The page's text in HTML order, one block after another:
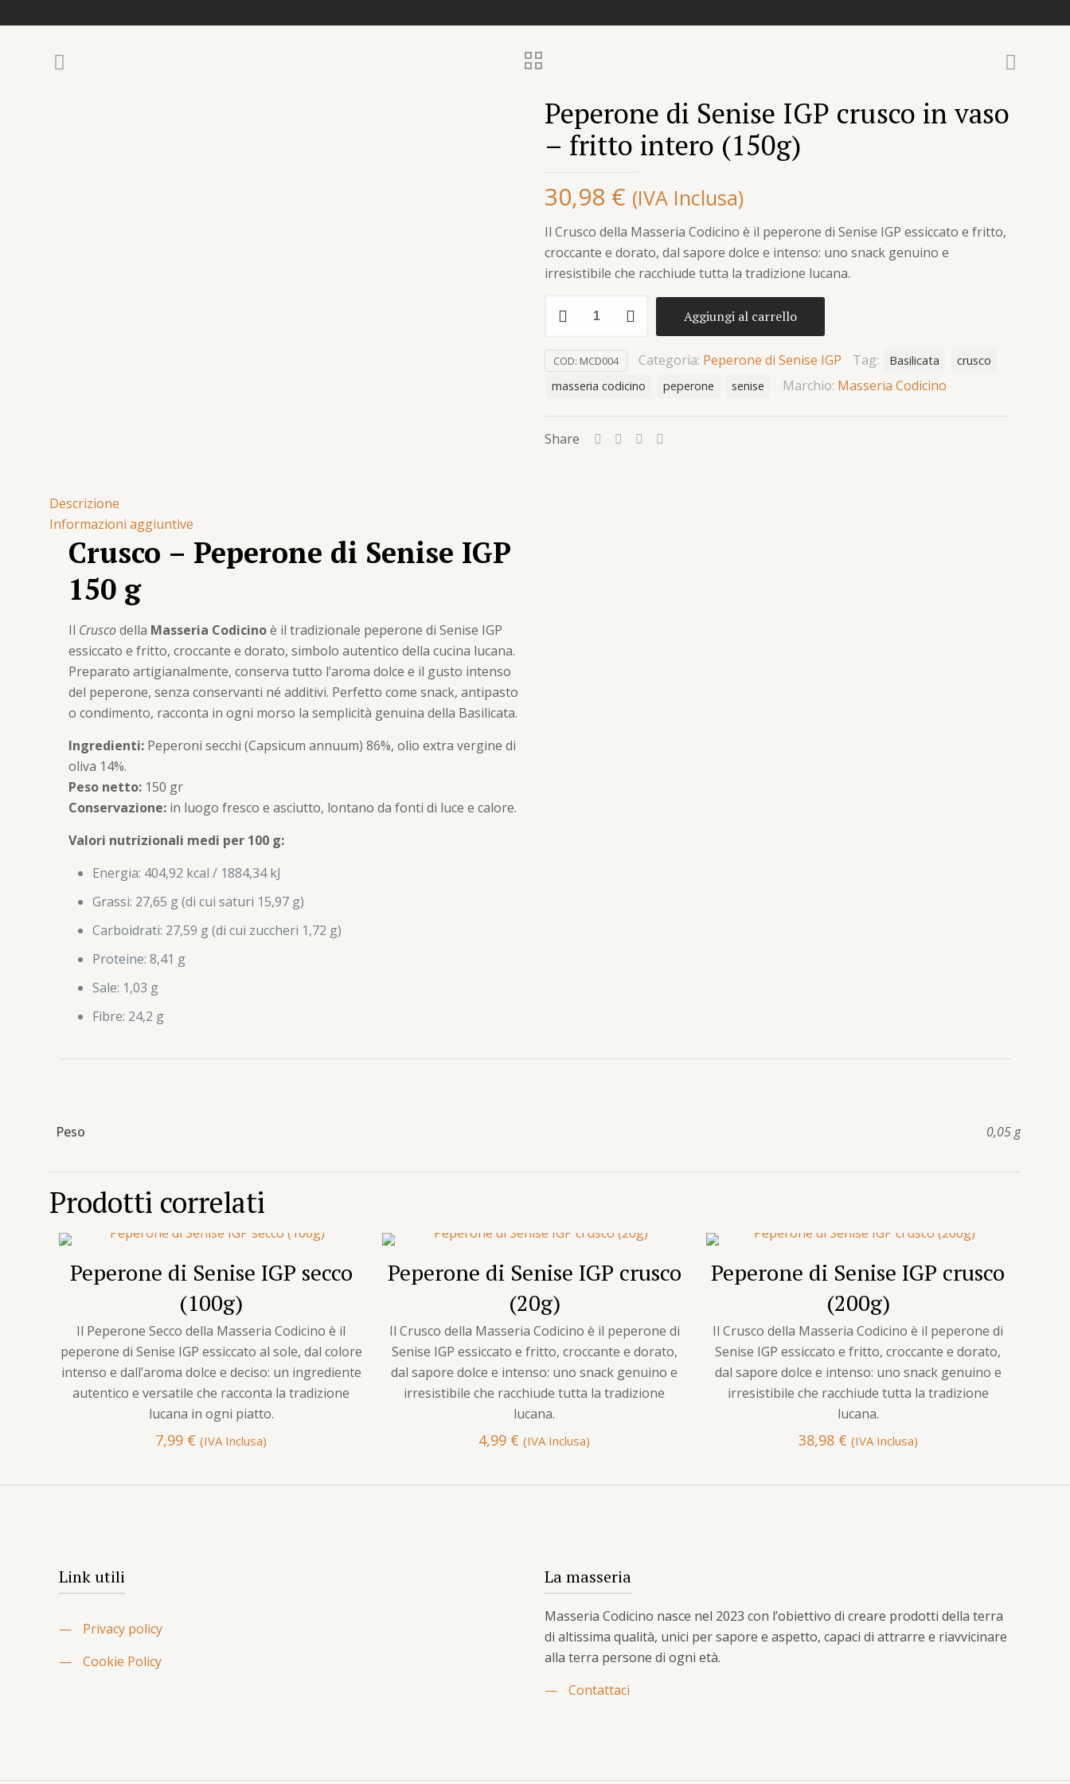
Peperone di Senise IGP crusco in vaso
– fritto intero (150g)
30,98 € (IVA Inclusa)
Il Crusco della Masseria Codicino è il peperone di Senise IGP essiccato e fritto,
croccante e dorato, dal sapore dolce e intenso: uno snack genuino e
irresistibile che racchiude tutta la tradizione lucana.
Senise
IGP
crusco
Aggiungi al carrello
COD: MCD004 Categoria: Peperone di Senise IGP Tag: Basilicata
crusco
masseria codicino
peperone senise Marchio: Masseria Codicino
Share
Descrizione
Informazioni aggiuntive
Crusco – Peperone di Senise IGP
150 g
Il Cruscodella Masseria Codicinoè il tradizionale peperone di Senise IGP
essiccato e fritto, croccante e dorato, simbolo autentico della cucina lucana.
Preparato artigianalmente, conserva tutto l’aroma dolce e il gusto intenso
del peperone, senza conservanti né additivi. Perfetto come snack, antipasto
o condimento, racconta in ogni morso la semplicità genuina della Basilicata.
Ingredienti: Peperoni secchi (Capsicum annuum) 86%, olio extra vergine di
oliva 14%.
Peso netto: 150 gr
Conservazione: in luogo fresco e asciutto, lontano da fonti di luce e calore.
Valori nutrizionali medi per 100 g:
Energia: 404,92 kcal / 1884,34 kJ
Grassi: 27,65 g (di cui saturi 15,97 g)
Carboidrati: 27,59 g (di cui zuccheri 1,72 g)
Proteine: 8,41 g
Sale: 1,03 g
Fibre: 24,2 g
Peso 0,05 g
Prodotti correlati
Peperone di Senise IGP secco
(100g)
Il Peperone Secco della Masseria Codicino è il
peperone di Senise IGP essiccato al sole, dal colore
intenso e dall’aroma dolce e deciso: un ingrediente
autentico e versatile che racconta la tradizione
lucana in ogni piatto.
7,99 € (IVA Inclusa)
Peperone di Senise IGP crusco
(20g)
Il Crusco della Masseria Codicino è il peperone di
Senise IGP essiccato e fritto, croccante e dorato,
dal sapore dolce e intenso: uno snack genuino e
irresistibile che racchiude tutta la tradizione
lucana.
4,99 € (IVA Inclusa)
Peperone di Senise IGP crusco
(200g)
Il Crusco della Masseria Codicino è il peperone di
Senise IGP essiccato e fritto, croccante e dorato,
dal sapore dolce e intenso: uno snack genuino e
irresistibile che racchiude tutta la tradizione
lucana.
38,98 € (IVA Inclusa)
Link utili
—
Privacy policy
—
Cookie Policy
La masseria
Masseria Codicino nasce nel 2023 con l’obiettivo di creare prodotti della terra
di altissima qualità, unici per sapore e aspetto, capaci di attrarre e riavvicinare
alla terra persone di ogni età.
—
Contattaci